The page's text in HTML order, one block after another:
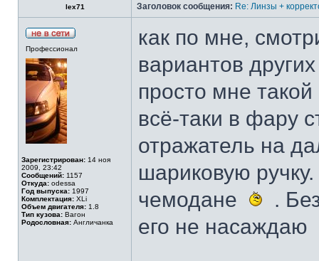
lex71 Заголовок сообщения: Re: Линзы +
Профессионал
Зарегистрирован: 14 ноя
2009, 23:42
Сообщений: 1157
Откуда: odessa
Год выпуска: 1997
Комплектация: XLi
Объем двигателя: 1.8
Тип кузова: Вагон
Родословная: Англичанка
как по мне,
вариантов
просто мне
всё-таки в фару
отражатель на
шариковую
чемодане
.
его не насаждаю